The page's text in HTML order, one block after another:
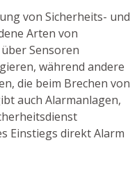
von Sicherheits- und
Arten von
Sensoren
während andere
die beim Brechen von
auch Alarmanlagen,
Einstiegs direkt Alarm